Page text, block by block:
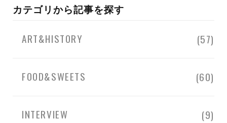
カテゴリから記事を探す
ART&HISTORY (57)
FOOD&SWEETS (60)
INTERVIEW (9)